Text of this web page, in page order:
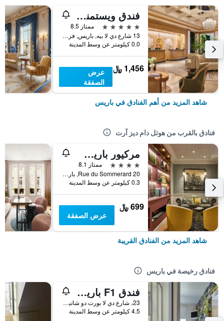
فندق ويستمنستر
5 نجوم
ممتاز 8.5
13 شارع دي لا بيه, باريس, فرنسا
0.0 كيلومتر عن وسط المدينة
1,456 ﷼
عرض
الصفقة
شاهد المزيد من أهم الفنادق في باريس
فنادق بالقرب من هوتل دام ديز آرت
مركيور باريس نوتردام سان جرمان دي بري
4 نجوم
ممتاز 8.1
20 Rue du Sommerard, باريس, فرنسا
0.3 كيلومتر عن وسط المدينة
699 ﷼
عرض الصفقة
شاهد المزيد من الفنادق القريبة
فنادق رخيصة في باريس
فندق F1 باريس بورت دو شاتيلون
23، شارع دي لا بورت دو شاتيلون, باريس, فرنسا
4.5 كيلومتر عن وسط المدينة